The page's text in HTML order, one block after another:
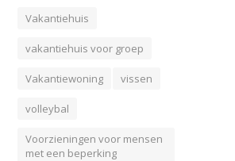
Vakantiehuis
vakantiehuis voor groep
Vakantiewoning vissen
volleybal
Voorzieningen voor mensen
met een beperking